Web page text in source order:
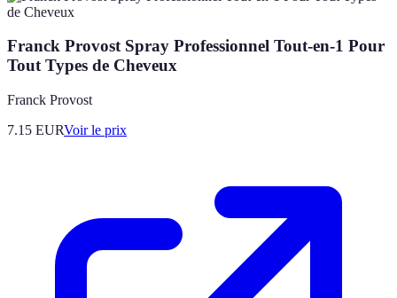
Franck Provost Spray Professionnel Tout-en-1 Pour
Tout Types de Cheveux
Franck Provost
7.15 EURVoir le prix